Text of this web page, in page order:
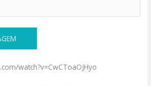
watch?v=CwCToaOJHyo